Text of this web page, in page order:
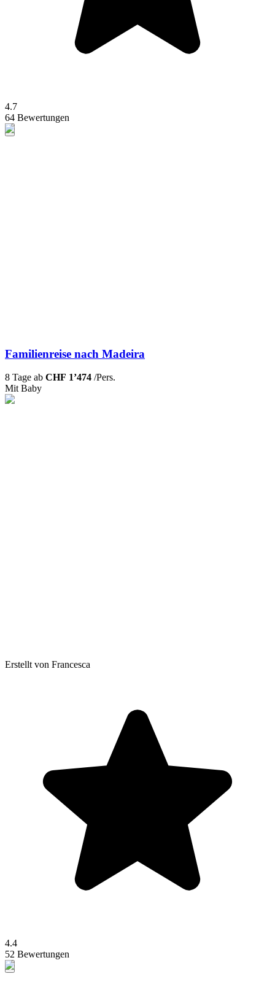
4.7
64 Bewertungen
Familienreise nach Madeira
8 Tage ab CHF 1’474 /Pers.
Mit Baby
Erstellt von Francesca
4.4
52 Bewertungen